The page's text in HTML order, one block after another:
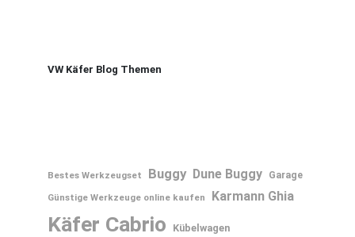
VW Käfer Blog Themen
Bestes Werkzeugset Buggy Dune Buggy
Garage
Günstige Werkzeuge online kaufen
Karmann Ghia
Käfer Cabrio Kübelwagen